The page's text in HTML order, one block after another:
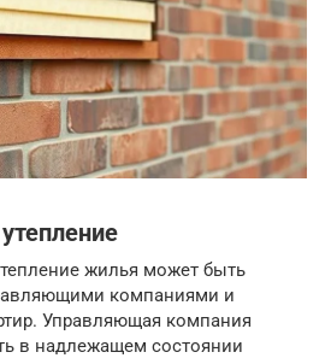
жилья может быть
компаниями и
Управляющая компания
в надлежащем состоянии